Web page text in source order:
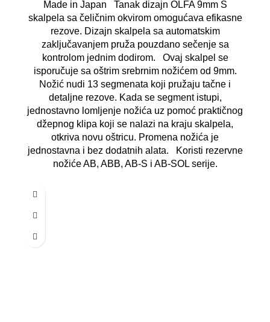
Made in Japan Tanak dizajn OLFA 9mm S
skalpela sa čeličnim okvirom omogućava efikasne
rezove. Dizajn skalpela sa automatskim
zaključavanjem pruža pouzdano sečenje sa
kontrolom jednim dodirom. Ovaj skalpel se
isporučuje sa oštrim srebrnim nožićem od 9mm.
Nožić nudi 13 segmenata koji pružaju tačne i
detaljne rezove. Kada se segment istupi,
jednostavno lomljenje nožića uz pomoć praktičnog
džepnog klipa koji se nalazi na kraju skalpela,
otkriva novu oštricu. Promena nožića je
jednostavna i bez dodatnih alata. Koristi rezervne
nožiće AB, ABB, AB-S i AB-SOL serije.